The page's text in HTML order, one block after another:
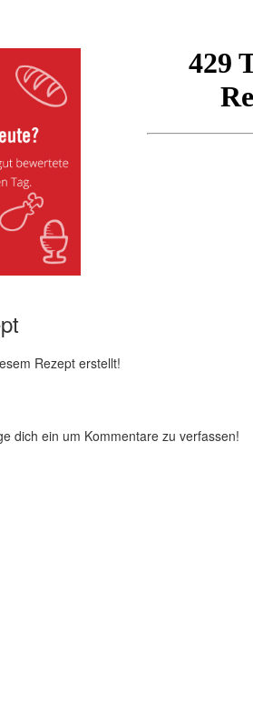
Rezept erstellt!
dich ein um Kommentare zu verfassen!